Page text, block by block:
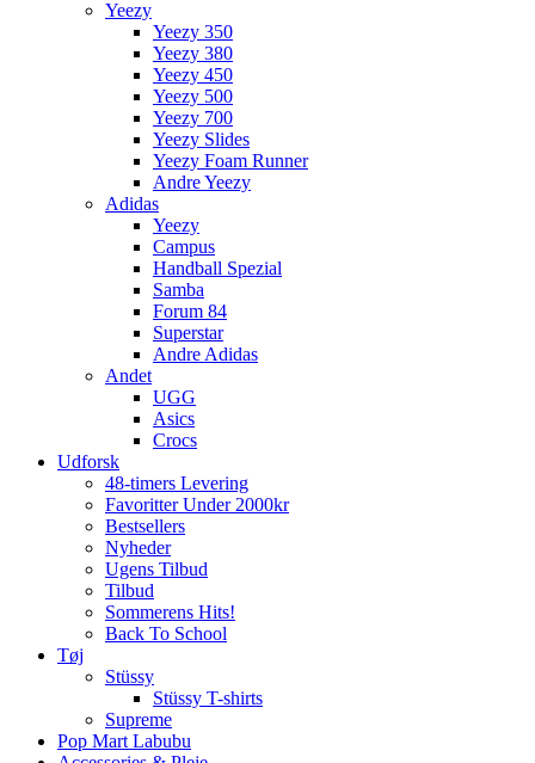
Yeezy
Yeezy 350
Yeezy 380
Yeezy 450
Yeezy 500
Yeezy 700
Yeezy Slides
Yeezy Foam Runner
Andre Yeezy
Adidas
Yeezy
Campus
Handball Spezial
Samba
Forum 84
Superstar
Andre Adidas
Andet
UGG
Asics
Crocs
Udforsk
48-timers Levering
Favoritter Under 2000kr
Bestsellers
Nyheder
Ugens Tilbud
Tilbud
Sommerens Hits!
Back To School
Tøj
Stüssy
Stüssy T-shirts
Supreme
Pop Mart Labubu